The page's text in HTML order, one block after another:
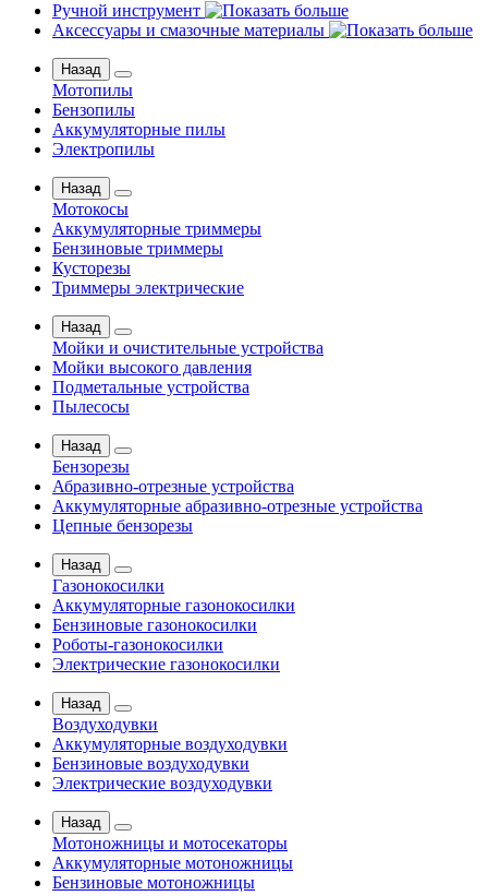
Ручной инструмент
Аксессуары и смазочные материалы
Назад
Мотопилы
Бензопилы
Аккумуляторные пилы
Электропилы
Назад
Мотокосы
Аккумуляторные триммеры
Бензиновые триммеры
Кусторезы
Триммеры электрические
Назад
Мойки и очистительные устройства
Мойки высокого давления
Подметальные устройства
Пылесосы
Назад
Бензорезы
Абразивно-отрезные устройства
Аккумуляторные абразивно-отрезные устройства
Цепные бензорезы
Назад
Газонокосилки
Аккумуляторные газонокосилки
Бензиновые газонокосилки
Роботы-газонокосилки
Электрические газонокосилки
Назад
Воздуходувки
Аккумуляторные воздуходувки
Бензиновые воздуходувки
Электрические воздуходувки
Назад
Мотоножницы и мотосекаторы
Аккумуляторные мотоножницы
Бензиновые мотоножницы